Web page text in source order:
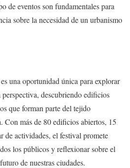
de eventos son fundamentales para
sobre la necesidad de un urbanismo
es una oportunidad única para explorar
descubriendo edificios
que forman parte del tejido
Con más de 80 edificios abiertos, 15
de actividades, el festival promete
los públicos y reflexionar sobre el
de nuestras ciudades.